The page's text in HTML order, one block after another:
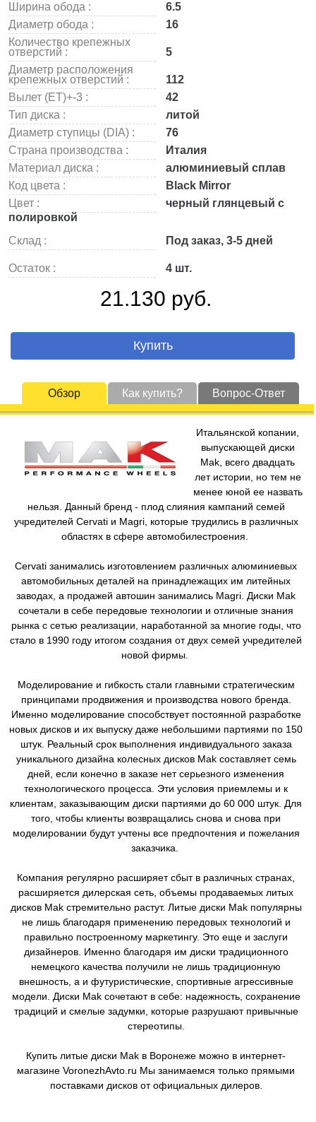
Ширина обода :
6.5
Диаметр обода :
16
Количество крепежных
отверстий :
5
Диаметр расположения
крепежных отверстий :
112
Вылет (ET)+-3 :
42
Тип диска :
литой
Диаметр ступицы (DIA) :
76
Страна производства :
Италия
Материал диска :
алюминиевый сплав
Код цвета :
Black Mirror
Цвет :
черный глянцевый с
полировкой
Склад :
Под заказ, 3-5 дней
Остаток : 4 шт.
21.130 руб.
Купить
Обзор Как купить? Вопрос-Ответ
Итальянской копании,
выпускающей диски
Mak, всего двадцать
лет истории, но тем не
менее юной ее назвать
нельзя. Данный бренд - плод слияния кампаний семей
учредителей Cervati и Magri, которые трудились в различных
областях в сфере автомобилестроения.
Cervati занимались изготовлением различных алюминиевых
автомобильных деталей на принадлежащих им литейных
заводах, а продажей автошин занимались Magri. Диски Mak
сочетали в себе передовые технологии и отличные знания
рынка с сетью реализации, наработанной за многие годы, что
стало в 1990 году итогом создания от двух семей учредителей
новой фирмы.
Моделирование и гибкость стали главными стратегическим
принципами продвижения и производства нового бренда.
Именно моделирование способствует постоянной разработке
новых дисков и их выпуску даже небольшими партиями по 150
штук. Реальный срок выполнения индивидуального заказа
уникального дизайна колесных дисков Mak составляет семь
дней, если конечно в заказе нет серьезного изменения
технологического процесса. Эти условия приемлемы и к
клиентам, заказывающим диски партиями до 60 000 штук. Для
того, чтобы клиенты возвращались снова и снова при
моделировании будут учтены все предпочтения и пожелания
заказчика.
Компания регулярно расширяет сбыт в различных странах,
расширяется дилерская сеть, объемы продаваемых литых
дисков Mak стремительно растут. Литые диски Mak популярны
не лишь благодаря применению передовых технологий и
правильно построенному маркетингу. Это еще и заслуги
дизайнеров. Именно благодаря им диски традиционного
немецкого качества получили не лишь традиционную
внешность, а и футуристические, спортивные агрессивные
модели. Диски Mak сочетают в себе: надежность, сохранение
традиций и смелые задумки, которые разрушают привычные
стереотипы.
Купить литые диски Mak в Воронеже можно в интернет-
магазине VoronezhAvto.ru Мы занимаемся только прямыми
поставками дисков от официальных дилеров.